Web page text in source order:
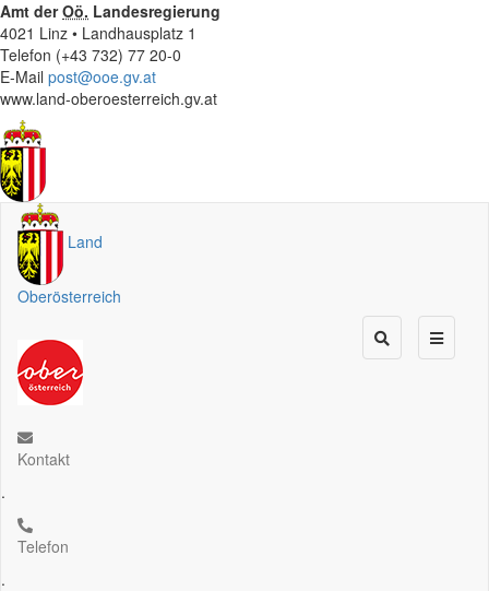
Amt derOö. Landesregierung
4021 Linz • Landhausplatz 1
Telefon (+43 732) 77 20-0
E-Mail post@ooe.gv.at
www.land-oberoesterreich.gv.at
Land
Oberösterreich
Kontakt
.
Telefon
.